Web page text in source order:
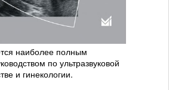
наиболее полным
по ультразвуковой
и гинекологии.